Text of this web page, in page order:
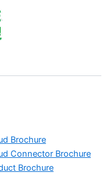
Brochure
Connector Brochure
Brochure